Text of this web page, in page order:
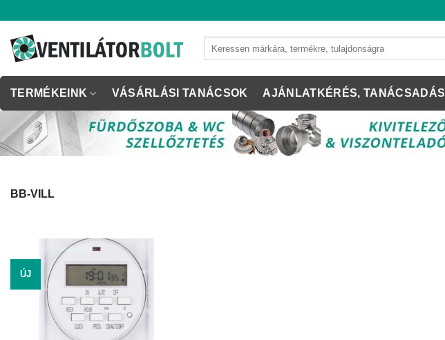
content
TERMÉKEINK VÁSÁRLÁSI TANÁCSOK AJÁNLATKÉRÉS, TANÁCSADÁS
BB-VILL
ÚJ